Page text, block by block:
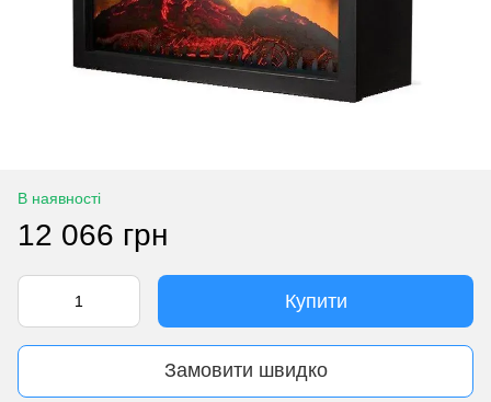
В наявності
12 066 грн
Купити
Замовити швидко